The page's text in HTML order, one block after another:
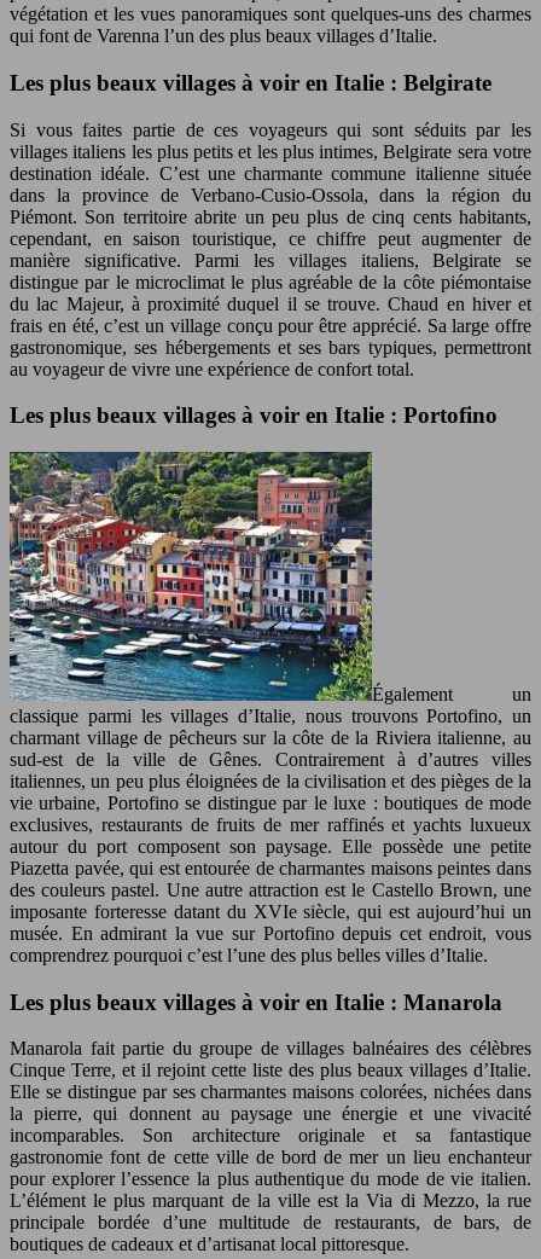
végétation et les vues panoramiques sont quelques-uns des charmes
qui font de Varenna l’un des plus beaux villages d’Italie.
Les plus beaux villages à voir en Italie : Belgirate
Si vous faites partie de ces voyageurs qui sont séduits par les
villages italiens les plus petits et les plus intimes, Belgirate sera votre
destination idéale. C’est une charmante commune italienne située
dans la province de Verbano-Cusio-Ossola, dans la région du
Piémont. Son territoire abrite un peu plus de cinq cents habitants,
cependant, en saison touristique, ce chiffre peut augmenter de
manière significative. Parmi les villages italiens, Belgirate se
distingue par le microclimat le plus agréable de la côte piémontaise
du lac Majeur, à proximité duquel il se trouve. Chaud en hiver et
frais en été, c’est un village conçu pour être apprécié. Sa large offre
gastronomique, ses hébergements et ses bars typiques, permettront
au voyageur de vivre une expérience de confort total.
Les plus beaux villages à voir en Italie : Portofino
Également un
classique parmi les villages d’Italie, nous trouvons Portofino, un
charmant village de pêcheurs sur la côte de la Riviera italienne, au
sud-est de la ville de Gênes. Contrairement à d’autres villes
italiennes, un peu plus éloignées de la civilisation et des pièges de la
vie urbaine, Portofino se distingue par le luxe : boutiques de mode
exclusives, restaurants de fruits de mer raffinés et yachts luxueux
autour du port composent son paysage. Elle possède une petite
Piazetta pavée, qui est entourée de charmantes maisons peintes dans
des couleurs pastel. Une autre attraction est le Castello Brown, une
imposante forteresse datant du XVIe siècle, qui est aujourd’hui un
musée. En admirant la vue sur Portofino depuis cet endroit, vous
comprendrez pourquoi c’est l’une des plus belles villes d’Italie.
Les plus beaux villages à voir en Italie : Manarola
Manarola fait partie du groupe de villages balnéaires des célèbres
Cinque Terre, et il rejoint cette liste des plus beaux villages d’Italie.
Elle se distingue par ses charmantes maisons colorées, nichées dans
la pierre, qui donnent au paysage une énergie et une vivacité
incomparables. Son architecture originale et sa fantastique
gastronomie font de cette ville de bord de mer un lieu enchanteur
pour explorer l’essence la plus authentique du mode de vie italien.
L’élément le plus marquant de la ville est la Via di Mezzo, la rue
principale bordée d’une multitude de restaurants, de bars, de
boutiques de cadeaux et d’artisanat local pittoresque.